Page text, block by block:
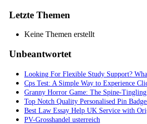
Letzte Themen
Keine Themen erstellt
Unbeantwortet
Looking For Flexible Study Support?
Cps Test: A Simple Way to Experience
Granny Horror Game: The Spine-Tingling
Top Notch Quality Personalised Pin
Best Law Essay Help UK Service with
PV-Grosshandel usterreich